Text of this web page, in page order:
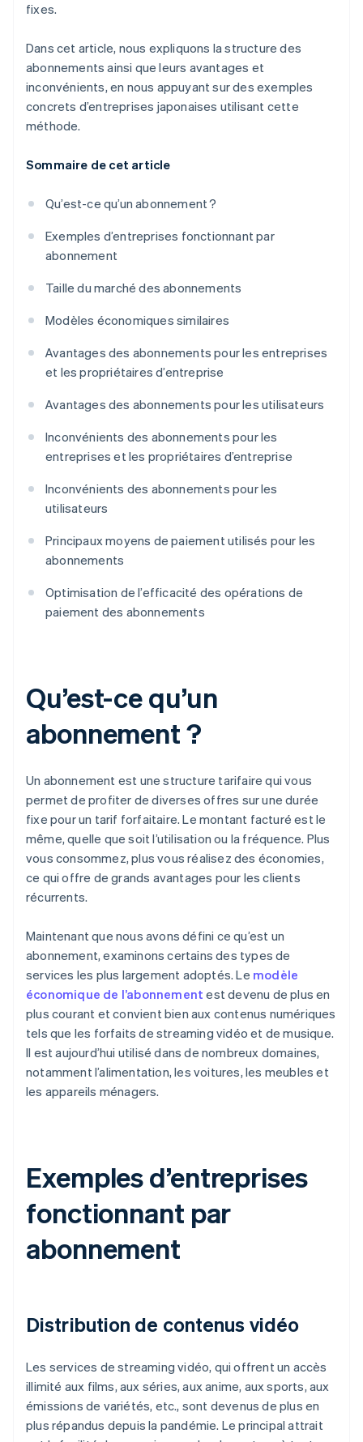
fixes.
Dans cet article, nous expliquons la structure des
abonnements ainsi que leurs avantages et
inconvénients, en nous appuyant sur des exemples
concrets d’entreprises japonaises utilisant cette
méthode.
Sommaire de cet article
Qu’est-ce qu’un abonnement ?
Exemples d’entreprises fonctionnant par
abonnement
Taille du marché des abonnements
Modèles économiques similaires
Avantages des abonnements pour les entreprises
et les propriétaires d’entreprise
Avantages des abonnements pour les utilisateurs
Inconvénients des abonnements pour les
entreprises et les propriétaires d’entreprise
Inconvénients des abonnements pour les
utilisateurs
Principaux moyens de paiement utilisés pour les
abonnements
Optimisation de l’efficacité des opérations de
paiement des abonnements
Qu’est-ce qu’un
abonnement ?
Un abonnement est une structure tarifaire qui vous
permet de profiter de diverses offres sur une durée
fixe pour un tarif forfaitaire. Le montant facturé est le
même, quelle que soit l’utilisation ou la fréquence. Plus
vous consommez, plus vous réalisez des économies,
ce qui offre de grands avantages pour les clients
récurrents.
Maintenant que nous avons défini ce qu’est un
abonnement, examinons certains des types de
services les plus largement adoptés. Le modèle
économique de l’abonnement est devenu de plus en
plus courant et convient bien aux contenus numériques
tels que les forfaits de streaming vidéo et de musique.
Il est aujourd’hui utilisé dans de nombreux domaines,
notamment l’alimentation, les voitures, les meubles et
les appareils ménagers.
Exemples d’entreprises
fonctionnant par
abonnement
Distribution de contenus vidéo
Les services de streaming vidéo, qui offrent un accès
illimité aux films, aux séries, aux anime, aux sports, aux
émissions de variétés, etc., sont devenus de plus en
plus répandus depuis la pandémie. Le principal attrait